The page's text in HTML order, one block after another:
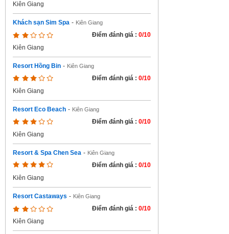
Kiên Giang
Khách sạn Sim Spa - Kiên Giang
Điểm đánh giá : 0/10
Kiên Giang
Resort Hồng Bin - Kiên Giang
Điểm đánh giá : 0/10
Kiên Giang
Resort Eco Beach - Kiên Giang
Điểm đánh giá : 0/10
Kiên Giang
Resort & Spa Chen Sea - Kiên Giang
Điểm đánh giá : 0/10
Kiên Giang
Resort Castaways - Kiên Giang
Điểm đánh giá : 0/10
Kiên Giang